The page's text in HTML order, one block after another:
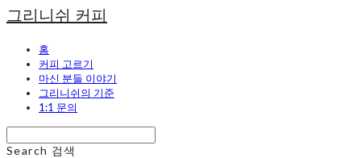
그리니쉬 커피
홈
커피 고르기
마신 분들 이야기
그리니쉬의 기준
1:1 문의
Search 검색